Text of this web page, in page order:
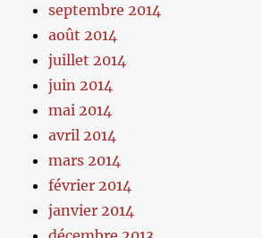
septembre 2014
août 2014
juillet 2014
juin 2014
mai 2014
avril 2014
mars 2014
février 2014
janvier 2014